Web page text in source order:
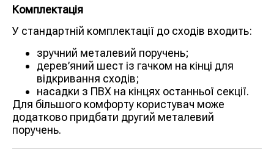
Комплектація
У стандартній комплектації до сходів входить:
зручний металевий поручень;
дерев’яний шест із гачком на кінці для
відкривання сходів;
насадки з ПВХ на кінцях останньої секції.
Для більшого комфорту користувач може
додатково придбати другий металевий
поручень.